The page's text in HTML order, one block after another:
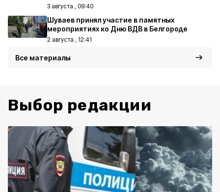
3 августа , 09:40
Шуваев принял участие в памятных
мероприятиях ко Дню ВДВ в Белгороде
2 августа , 12:41
Все материалы
Выбор редакции